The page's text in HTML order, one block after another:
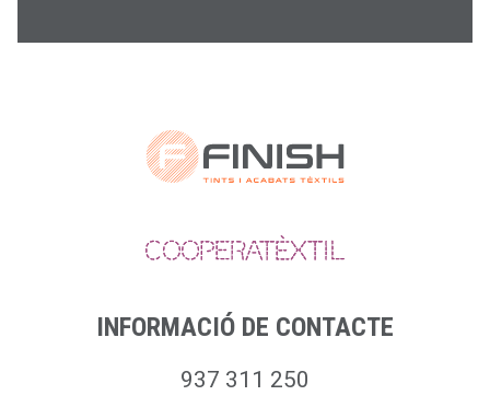
INFORMACIÓ DE CONTACTE
937 311 250